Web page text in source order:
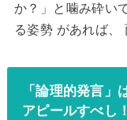
か？」と噛み砕い
る姿勢 があれば、
「論理的発言
アピールすべし！